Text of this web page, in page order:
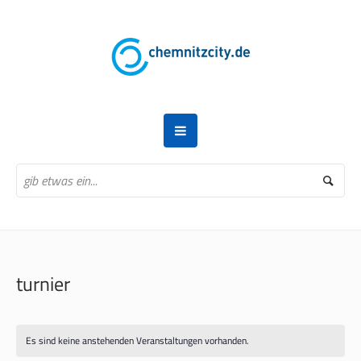
turnier
Es sind keine anstehenden Veranstaltungen vorhanden.